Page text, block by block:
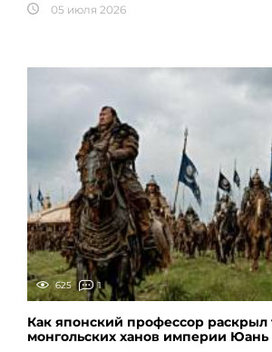
05 июля 2026
625 1
Как японский профессор раскрыл
монгольских ханов империи Юань